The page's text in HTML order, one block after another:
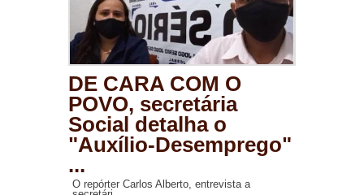
DE CARA COM O
POVO, secretária
Social detalha o
"Auxílio-Desemprego"
...
O repórter Carlos Alberto, entrevista a